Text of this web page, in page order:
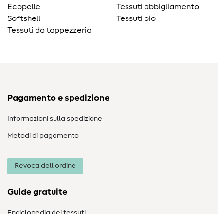
Ecopelle
Softshell
Tessuti da tappezzeria
Tessuti abbigliamento
Tessuti bio
Pagamento e spedizione
Informazioni sulla spedizione
Metodi di pagamento
Revoca dell'ordine
Guide gratuite